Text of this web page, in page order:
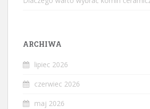
ARCHIWA
lipiec 2026
czerwiec 2026
maj 2026